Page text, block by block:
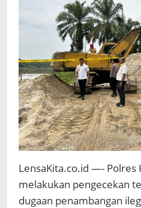
LensaKita.co.id —- Polres
melakukan pengecekan
dugaan penambangan